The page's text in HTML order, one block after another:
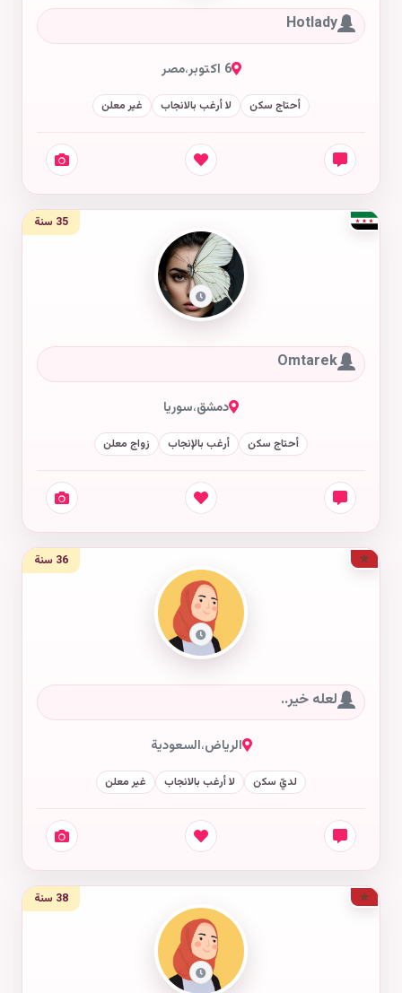
Hotlady
6 اكتوبر ،مصر
أحتاج سكن لا أرغب بالانجاب غير معلن
35 سنة
Omtarek
دمشق،سوريا
أحتاج سكن أرغب بالإنجاب زواج معلن
36 سنة
لعله خير..
الرياض،السعودية
لديّ سكن لا أرغب بالانجاب غير معلن
38 سنة